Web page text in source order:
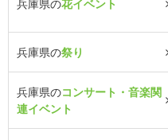
兵庫県の花イベント
兵庫県の祭り
兵庫県のコンサート・音楽関
連イベント